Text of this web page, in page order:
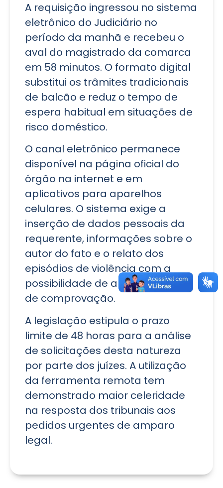
A requisição ingressou no sistema
eletrônico do Judiciário no
período da manhã e recebeu o
aval do magistrado da comarca
em 58 minutos. O formato digital
substitui os trâmites tradicionais
de balcão e reduz o tempo de
espera habitual em situações de
risco doméstico.
O canal eletrônico permanece
disponível na página oficial do
órgão na internet e em
aplicativos para aparelhos
celulares. O sistema exige a
inserção de dados pessoais da
requerente, informações sobre o
autor do fato e o relato dos
episódios de violência com a
possibilidade de anexar arquivos
de comprovação.
A legislação estipula o prazo
limite de 48 horas para a análise
de solicitações desta natureza
por parte dos juízes. A utilização
da ferramenta remota tem
demonstrado maior celeridade
na resposta dos tribunais aos
pedidos urgentes de amparo
legal.